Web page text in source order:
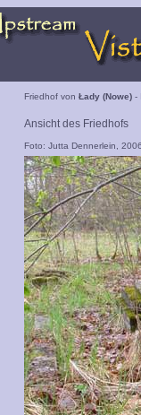
Friedhof von Łady (Nowe) -
Ansicht des Friedhofs
Foto: Jutta Dennerlein,